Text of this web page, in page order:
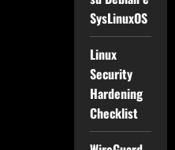
SysLinuxOS
Linux
Security
Hardening
Checklist